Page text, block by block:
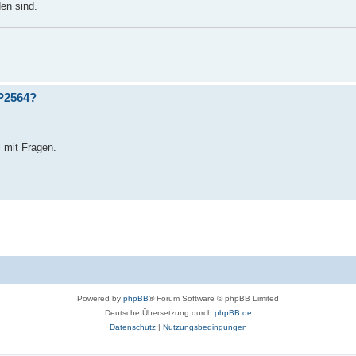
sind.
mit Fragen.
Powered by phpBB® Forum Software © phpBB Limited
Deutsche Übersetzung durch phpBB.de
Datenschutz| Nutzungsbedingungen